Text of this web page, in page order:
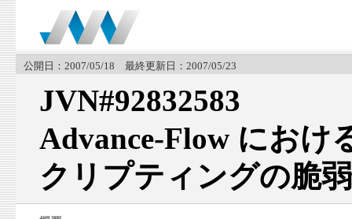
公開日：2007/05/18 最終更新日：2007/05/23
JVN#92832583
Advance-Flow におけ
クリプティングの脆